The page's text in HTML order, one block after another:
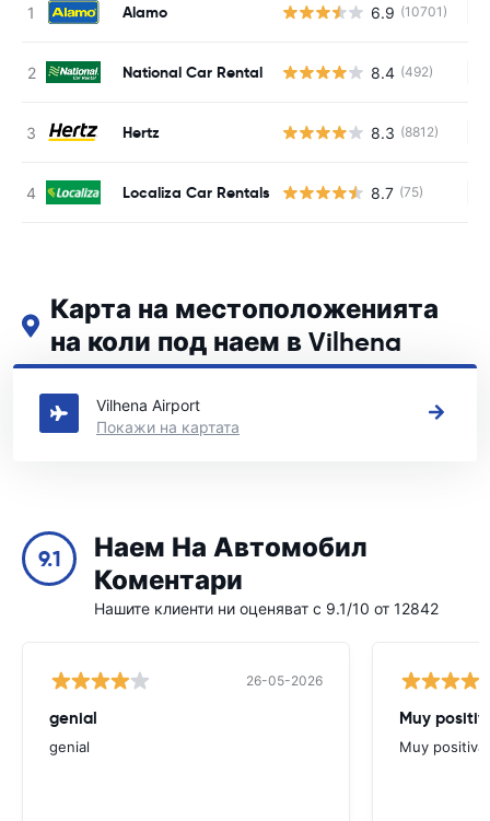
Alamo 6.9 (10701)
National Car Rental 8.4 (492)
Hertz 8.3 (8812)
Localiza Car Rentals 8.7 (75)
Карта на местоположенията
на коли под наем в Vilhena
Вижте нашите основни места за коли под наем в Vilhena
Vilhena Airport
Покажи на картата
9.1
Наем На Автомобил
Коментари
Нашите клиенти ни оценяват с 9.1/10 от 12842
26-05-2026
genial
genial
Muy
Muy positiva